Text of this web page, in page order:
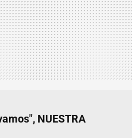
NUESTRA